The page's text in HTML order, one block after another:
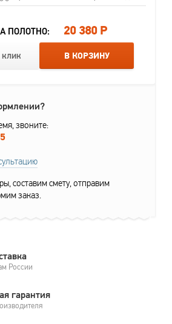
ПОЛОТНО: 20 380 Р
В КОРЗИНУ
звоните:
составим смету, отправим
заказ.
России
гарантия